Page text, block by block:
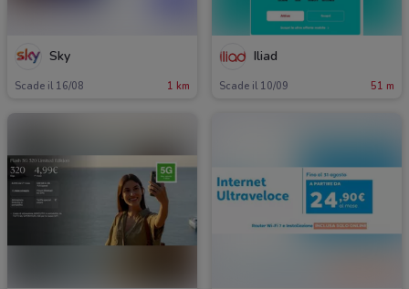
Sky
Scade il 16/08 1 km
Iliad
Scade il 10/09 51 m